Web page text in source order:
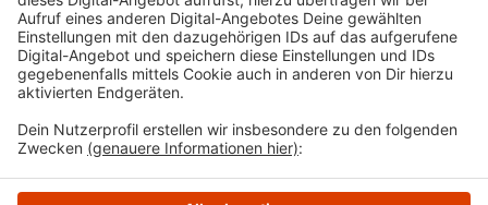
Anzeige